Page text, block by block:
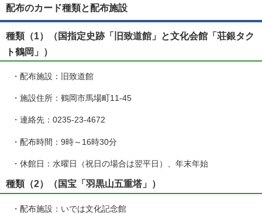
配布のカード種類と配布施設
種類（1）（国指定史跡「旧致道館」と文化会館「荘銀タク
ト鶴岡」）
・配布施設：旧致道館
・施設住所：鶴岡市馬場町11-45
・連絡先：0235-23-4672
・配布時間：9時～16時30分
・休館日：水曜日（祝日の場合は翌平日）、年末年始
種類（2）（国宝「羽黒山五重塔」）
・配布施設：いでは文化記念館